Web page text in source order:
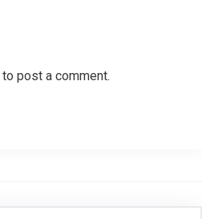
to post a comment.